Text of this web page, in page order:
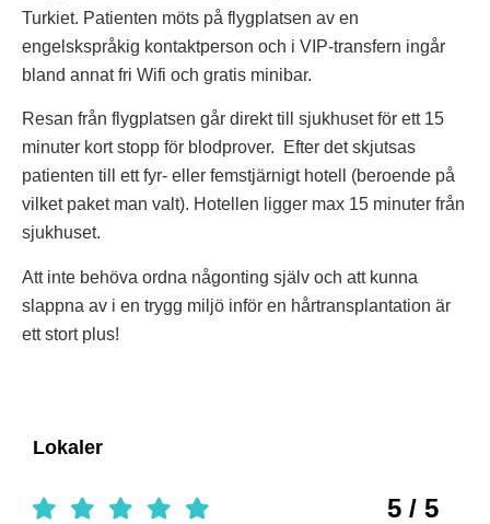
Turkiet. Patienten möts på flygplatsen av en
engelskspråkig kontaktperson och i VIP-transfern ingår
bland annat fri Wifi och gratis minibar.
Resan från flygplatsen går direkt till sjukhuset för ett 15
minuter kort stopp för blodprover. Efter det skjutsas
patienten till ett fyr- eller femstjärnigt hotell (beroende på
vilket paket man valt). Hotellen ligger max 15 minuter från
sjukhuset.
Att inte behöva ordna någonting själv och att kunna
slappna av i en trygg miljö inför en hårtransplantation är
ett stort plus!
Lokaler
5 / 5